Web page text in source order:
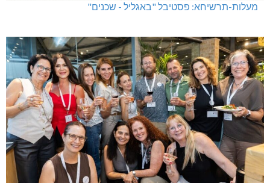
תאונה על כביש 89